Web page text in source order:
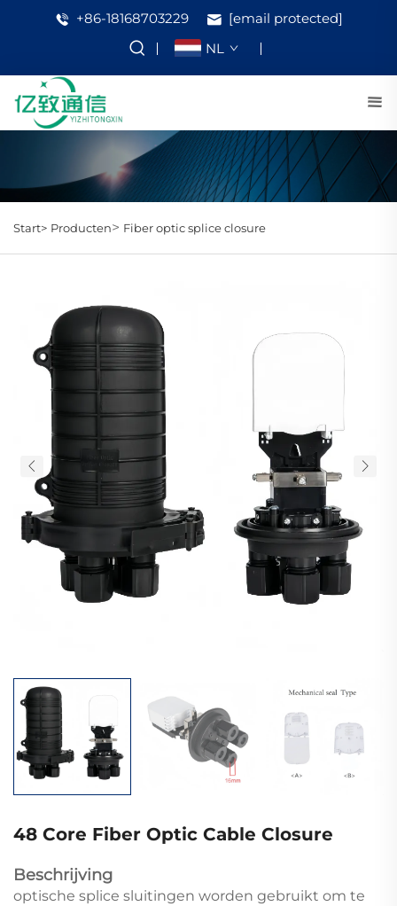
+86-18168703229
[email protected]
NL
Start> Producten> Fiber optic splice closure
48 Core Fiber Optic Cable Closure
Beschrijving
optische splice sluitingen worden gebruikt om te